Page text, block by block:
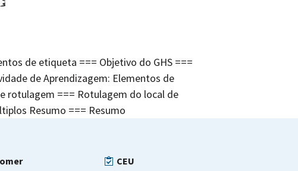
de etiqueta === Objetivo do GHS ===
de Aprendizagem: Elementos de
rotulagem === Rotulagem do local de
Resumo === Resumo
CEU